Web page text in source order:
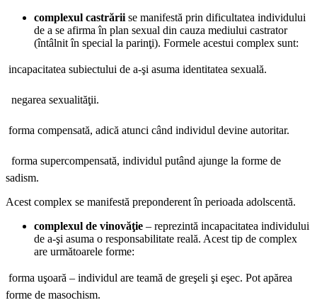
complexul castrării se manifestă prin dificultatea individului
de a se afirma în plan sexual din cauza mediului castrator
(întâlnit în special la parinţi). Formele acestui complex sunt:
 incapacitatea subiectului de a-şi asuma identitatea sexuală.
 negarea sexualităţii.
 forma compensată, adică atunci când individul devine autoritar.
 forma supercompensată, individul putând ajunge la forme de
sadism.
Acest complex se manifestă preponderent în perioada adolscentă.
complexul de vinovăţie – reprezintă incapacitatea individului
de a-şi asuma o responsabilitate reală. Acest tip de complex
are următoarele forme:
 forma uşoară – individul are teamă de greşeli şi eşec. Pot apărea
forme de masochism.